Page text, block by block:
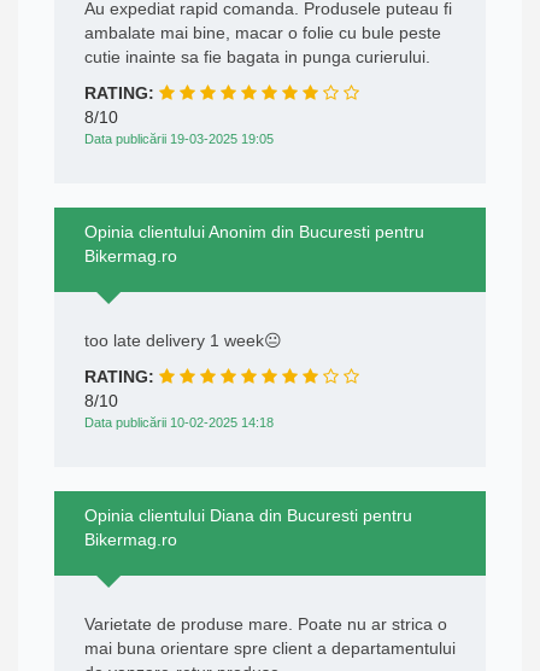
Au expediat rapid comanda. Produsele puteau fi
ambalate mai bine, macar o folie cu bule peste
cutie inainte sa fie bagata in punga curierului.
RATING:
8/10
Data publicării 19-03-2025 19:05
Opinia clientului Anonim din Bucuresti pentru
Bikermag.ro
too late delivery 1 week😐
RATING:
8/10
Data publicării 10-02-2025 14:18
Opinia clientului Diana din Bucuresti pentru
Bikermag.ro
Varietate de produse mare. Poate nu ar strica o
mai buna orientare spre client a departamentului